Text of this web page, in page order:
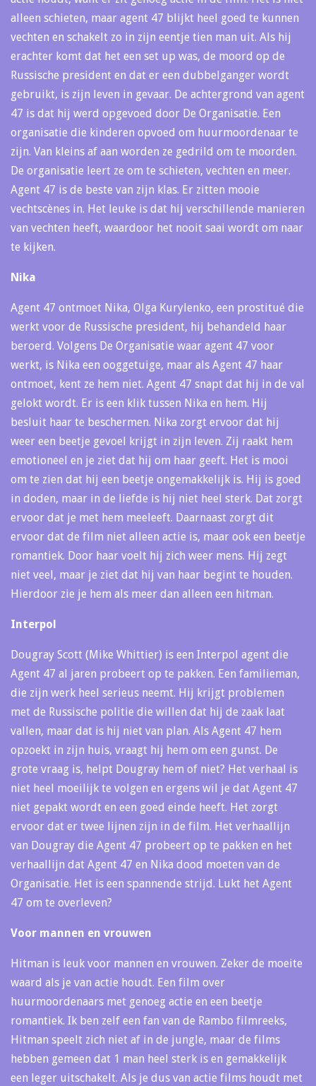
alleen schieten, maar agent 47 blijkt heel goed te kunnen
vechten en schakelt zo in zijn eentje tien man uit. Als hij
erachter komt dat het een set up was, de moord op de
Russische president en dat er een dubbelganger wordt
gebruikt, is zijn leven in gevaar. De achtergrond van agent
47 is dat hij werd opgevoed door De Organisatie. Een
organisatie die kinderen opvoed om huurmoordenaar te
zijn. Van kleins af aan worden ze gedrild om te moorden.
De organisatie leert ze om te schieten, vechten en meer.
Agent 47 is de beste van zijn klas. Er zitten mooie
vechtscènes in. Het leuke is dat hij verschillende manieren
van vechten heeft, waardoor het nooit saai wordt om naar
te kijken.
Nika
Agent 47 ontmoet Nika, Olga Kurylenko, een prostitué die
werkt voor de Russische president, hij behandeld haar
beroerd. Volgens De Organisatie waar agent 47 voor
werkt, is Nika een ooggetuige, maar als Agent 47 haar
ontmoet, kent ze hem niet. Agent 47 snapt dat hij in de val
gelokt wordt. Er is een klik tussen Nika en hem. Hij
besluit haar te beschermen. Nika zorgt ervoor dat hij
weer een beetje gevoel krijgt in zijn leven. Zij raakt hem
emotioneel en je ziet dat hij om haar geeft. Het is mooi
om te zien dat hij een beetje ongemakkelijk is. Hij is goed
in doden, maar in de liefde is hij niet heel sterk. Dat zorgt
ervoor dat je met hem meeleeft. Daarnaast zorgt dit
ervoor dat de film niet alleen actie is, maar ook een beetje
romantiek. Door haar voelt hij zich weer mens. Hij zegt
niet veel, maar je ziet dat hij van haar begint te houden.
Hierdoor zie je hem als meer dan alleen een hitman.
Interpol
Dougray Scott (Mike Whittier) is een Interpol agent die
Agent 47 al jaren probeert op te pakken. Een familieman,
die zijn werk heel serieus neemt. Hij krijgt problemen
met de Russische politie die willen dat hij de zaak laat
vallen, maar dat is hij niet van plan. Als Agent 47 hem
opzoekt in zijn huis, vraagt hij hem om een gunst. De
grote vraag is, helpt Dougray hem of niet? Het verhaal is
niet heel moeilijk te volgen en ergens wil je dat Agent 47
niet gepakt wordt en een goed einde heeft. Het zorgt
ervoor dat er twee lijnen zijn in de film. Het verhaallijn
van Dougray die Agent 47 probeert op te pakken en het
verhaallijn dat Agent 47 en Nika dood moeten van de
Organisatie. Het is een spannende strijd. Lukt het Agent
47 om te overleven?
Voor mannen en vrouwen
Hitman is leuk voor mannen en vrouwen. Zeker de moeite
waard als je van actie houdt. Een film over
huurmoordenaars met genoeg actie en een beetje
romantiek. Ik ben zelf een fan van de Rambo filmreeks,
Hitman speelt zich niet af in de jungle, maar de films
hebben gemeen dat 1 man heel sterk is en gemakkelijk
een leger uitschakelt. Als je dus van actie films houdt met